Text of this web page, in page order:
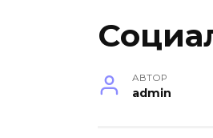
АВТОР
admin